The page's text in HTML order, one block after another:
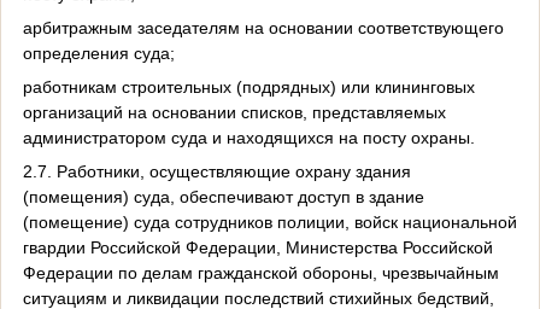
арбитражным заседателям на основании соответствующего
определения суда;
работникам строительных (подрядных) или клининговых
организаций на основании списков, представляемых
администратором суда и находящихся на посту охраны.
2.7. Работники, осуществляющие охрану здания
(помещения) суда, обеспечивают доступ в здание
(помещение) суда сотрудников полиции, войск национальной
гвардии Российской Федерации, Министерства Российской
Федерации по делам гражданской обороны, чрезвычайным
ситуациям и ликвидации последствий стихийных бедствий,